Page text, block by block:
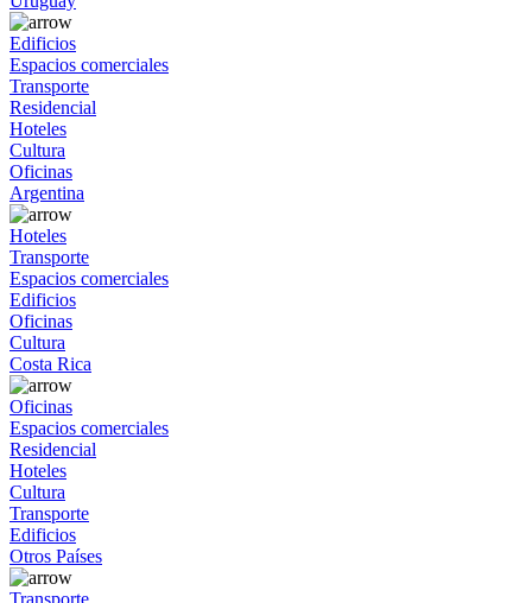
Edificios
Espacios comerciales
Transporte
Residencial
Hoteles
Cultura
Oficinas
Argentina
Hoteles
Transporte
Espacios comerciales
Edificios
Oficinas
Cultura
Costa Rica
Oficinas
Espacios comerciales
Residencial
Hoteles
Cultura
Transporte
Edificios
Otros Países
Transporte